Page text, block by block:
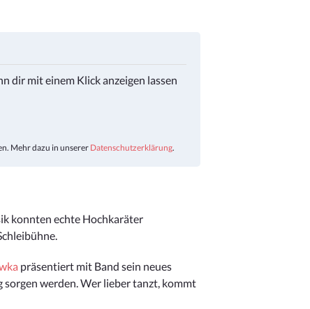
dir mit einem Klick anzeigen lassen
Mehr dazu in unserer Datenschutzerklärung.
konnten echte Hochkaräter
präsentiert mit Band sein neues
sorgen werden. Wer lieber tanzt, kommt